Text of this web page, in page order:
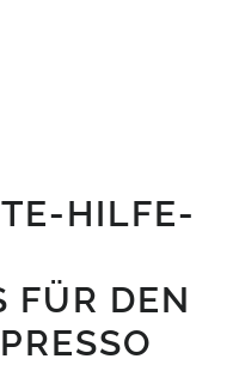
HILFE-
FÜR DEN